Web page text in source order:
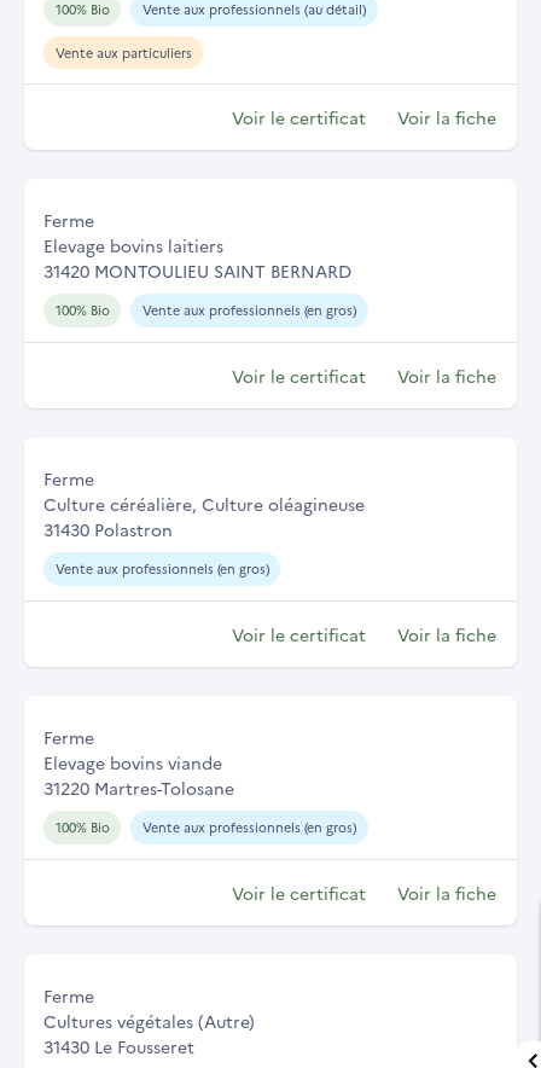
100% Bio Vente aux professionnels (au détail)
Vente aux particuliers
Voir le certificat Voir la fiche
Ferme
Elevage bovins laitiers
31420 MONTOULIEU SAINT BERNARD
100% Bio Vente aux professionnels (en gros)
Voir le certificat Voir la fiche
Ferme
Culture céréalière, Culture oléagineuse
31430 Polastron
Vente aux professionnels (en gros)
Voir le certificat Voir la fiche
Ferme
Elevage bovins viande
31220 Martres-Tolosane
100% Bio Vente aux professionnels (en gros)
Voir le certificat Voir la fiche
Ferme
Cultures végétales (Autre)
31430 Le Fousseret